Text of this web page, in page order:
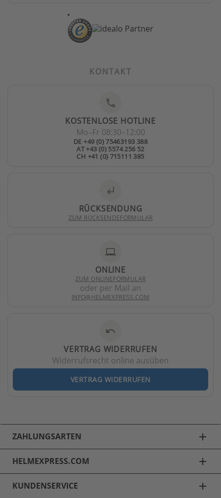
KONTAKT
phone
KOSTENLOSE HOTLINE
Mo–Fr 08:30–12:00
DE +49 (0) 75463193 388
AT +43 (0) 5574 256 52
CH +41 (0) 715111 385
subdirectory_arrow_left
RÜCKSENDUNG
ZUM RÜCKSENDEFORMULAR
laptop
ONLINE
ZUM ONLINEFORMULAR
oder per Mail an
INFO@HELMEXPRESS.COM
undo
VERTRAG WIDERRUFEN
Widerrufsrecht online ausüben
VERTRAG WIDERRUFEN
ZAHLUNGSARTEN add
HELMEXPRESS.COM add
KUNDENSERVICE add